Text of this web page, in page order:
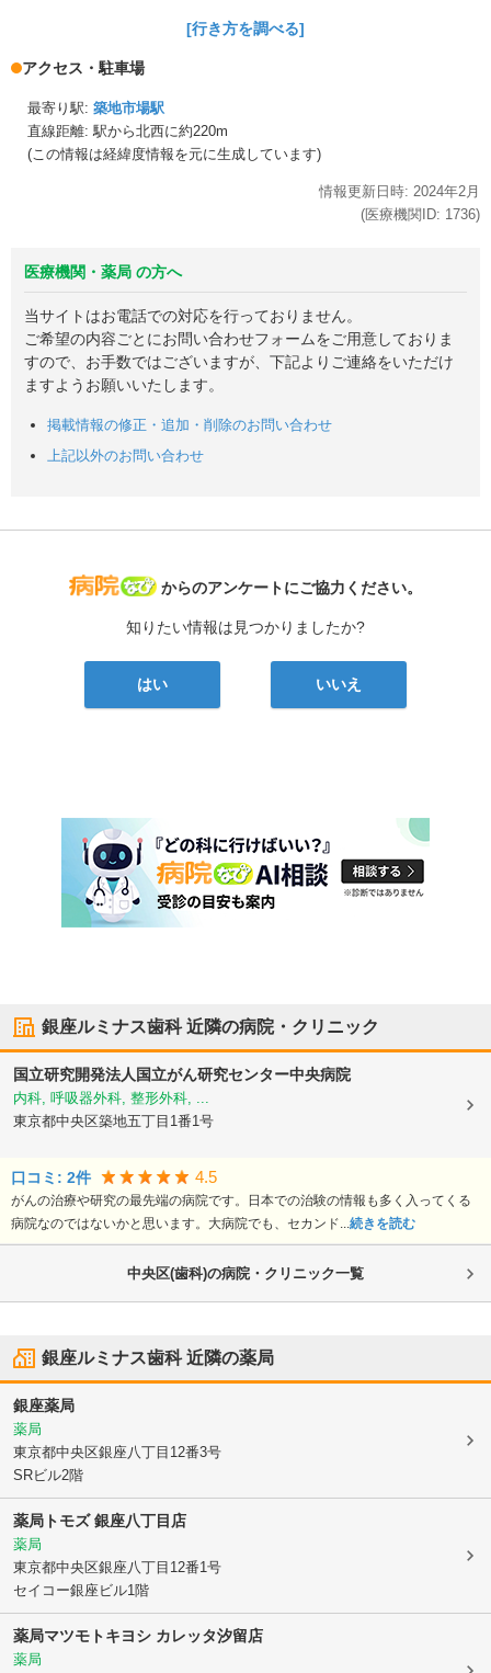
[行き方を調べる]
アクセス・駐車場
最寄り駅: 築地市場駅
直線距離: 駅から北西に約220m
(この情報は経緯度情報を元に生成しています)
情報更新日時: 2024年2月
(医療機関ID: 1736)
医療機関・薬局 の方へ
当サイトはお電話での対応を行っておりません。
ご希望の内容ごとにお問い合わせフォームをご用意しておりま
すので、お手数ではございますが、下記よりご連絡をいただけ
ますようお願いいたします。
掲載情報の修正・追加・削除のお問い合わせ
上記以外のお問い合わせ
病院なび
からのアンケートにご協力ください。
知りたい情報は見つかりましたか?
はい いいえ
銀座ルミナス歯科近隣の病院・クリニック
国立研究開発法人国立がん研究センター中央病院
内科, 呼吸器外科, 整形外科, ...
東京都中央区築地五丁目1番1号
口コミ: 2件 4.5
がんの治療や研究の最先端の病院です。日本での治験の情報も多く入ってくる
病院なのではないかと思います。大病院でも、セカンド...続きを読む
中央区(歯科)の病院・クリニック一覧
銀座ルミナス歯科近隣の薬局
銀座薬局
薬局
東京都中央区銀座八丁目12番3号
SRビル2階
薬局トモズ 銀座八丁目店
薬局
東京都中央区銀座八丁目12番1号
セイコー銀座ビル1階
薬局マツモトキヨシ カレッタ汐留店
薬局